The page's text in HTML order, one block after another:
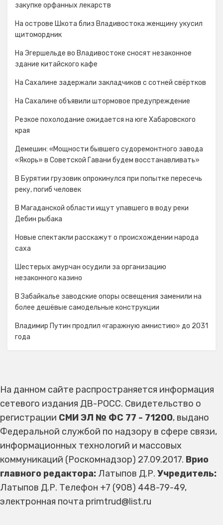
закупке орфанных лекарств
На острове Шкота близ Владивостока женщину укусил
щитомордник
На Эгершельде во Владивостоке сносят незаконное
здание китайского кафе
На Сахалине задержали закладчиков с сотней свёртков
На Сахалине объявили штормовое предупреждение
Резкое похолодание ожидается на юге Хабаровского
края
Демешин: «Мощности бывшего судоремонтного завода
«Якорь» в Советской Гавани будем восстанавливать»
В Бурятии грузовик опрокинулся при попытке пересечь
реку, погиб человек
В Магаданской области ищут упавшего в воду реки
Дебин рыбака
Новые спектакли расскажут о происхождении народа
cаха
Шестерых амурчан осудили за организацию
незаконного казино
В Забайкалье заводские опоры освещения заменили на
более дешёвые самодельные конструкции
Владимир Путин продлил «гаражную амнистию» до 2031
года
На данном сайте распространяется информация
сетевого издания ДВ-РОСС. Свидетельство о
регистрации СМИ ЭЛ № ФС 77 - 71200, выдано
Федеральной службой по надзору в сфере связи,
информационных технологий и массовых
коммуникаций (Роскомнадзор) 27.09.2017. Врио
главного редактора: Латыпов Д.Р. Учредитель:
Латыпов Д.Р. Телефон +7 (908) 448-79-49,
электронная почта primtrud@list.ru